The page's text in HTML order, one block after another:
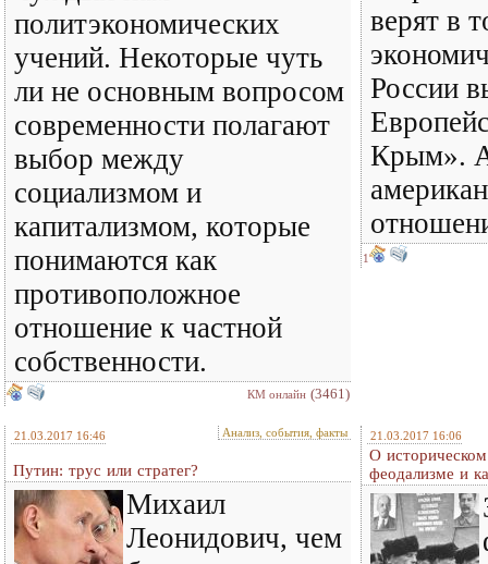
политэкономических
учений. Некоторые чуть
ли не основным вопросом
современности полагают
выбор между
социализмом и
капитализмом, которые
понимаются как
противоположное
отношение к частной
собственности.
КМ онлайн (3461)
верят в
России
Крым».
1
21.03.2017 16:46 Анализ, события, факты
Путин: трус или стратег?
Михаил
Леонидович, чем
21.03.2017 16:06
О историческом
феодализме и